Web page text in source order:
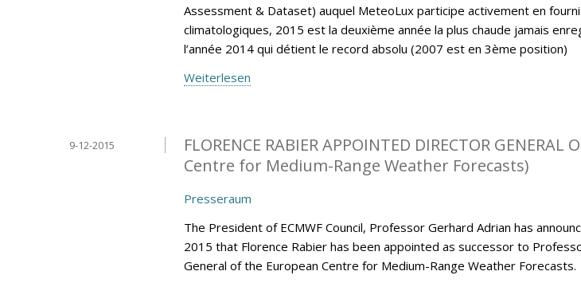
Assessment & Dataset) auquel MeteoLux participe activement en
climatologiques, 2015 est la deuxième année la plus chaude jamais
l’année 2014 qui détient le record absolu (2007 est en 3ème position)
Weiterlesen
FLORENCE RABIER APPOINTED DIRECTOR GENERAL
Centre for Medium-Range Weather Forecasts)
9-12-2015
Presseraum
The President of ECMWF Council, Professor Gerhard Adrian has
2015 that Florence Rabier has been appointed as successor to
General of the European Centre for Medium-Range Weather Forecasts.